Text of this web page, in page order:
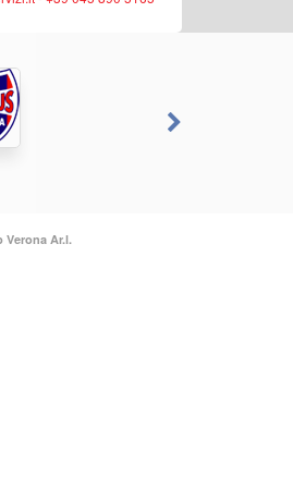
Verona Ar.l.